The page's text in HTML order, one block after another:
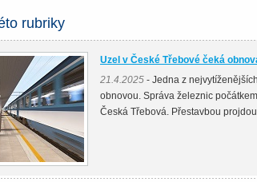
rubriky
Uzel v České Třebové čeká
21.4.2025 - Jedna z
obnovou. Správa železnic
Česká Třebová. Přestavbou